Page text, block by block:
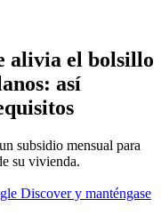
alivia el bolsillo
así
subsidio mensual para
su vivienda.
Discover y manténgase